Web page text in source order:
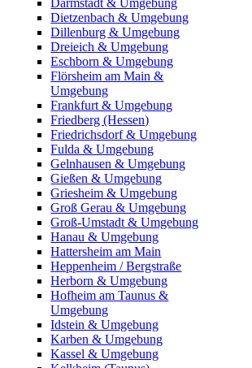
Darmstadt & Umgebung
Dietzenbach & Umgebung
Dillenburg & Umgebung
Dreieich & Umgebung
Eschborn & Umgebung
Flörsheim am Main &
Umgebung
Frankfurt & Umgebung
Friedberg (Hessen)
Friedrichsdorf & Umgebung
Fulda & Umgebung
Gelnhausen & Umgebung
Gießen & Umgebung
Griesheim & Umgebung
Groß Gerau & Umgebung
Groß-Umstadt & Umgebung
Hanau & Umgebung
Hattersheim am Main
Heppenheim / Bergstraße
Herborn & Umgebung
Hofheim am Taunus &
Umgebung
Idstein & Umgebung
Karben & Umgebung
Kassel & Umgebung